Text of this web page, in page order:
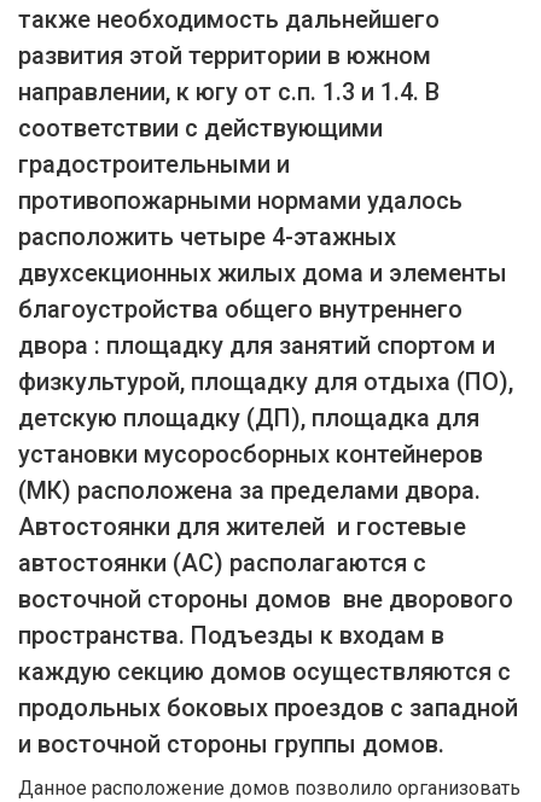
также необходимость дальнейшего
развития этой территории в южном
направлении, к югу от с.п. 1.3 и 1.4. В
соответствии с действующими
градостроительными и
противопожарными нормами удалось
расположить четыре 4-этажных
двухсекционных жилых дома и элементы
благоустройства общего внутреннего
двора : площадку для занятий спортом и
физкультурой, площадку для отдыха (ПО),
детскую площадку (ДП), площадка для
установки мусоросборных контейнеров
(МК) расположена за пределами двора.
Автостоянки для жителей и гостевые
автостоянки (АС) располагаются с
восточной стороны домов вне дворового
пространства. Подъезды к входам в
каждую секцию домов осуществляются с
продольных боковых проездов с западной
и восточной стороны группы домов.
Данное расположение домов позволило организовать